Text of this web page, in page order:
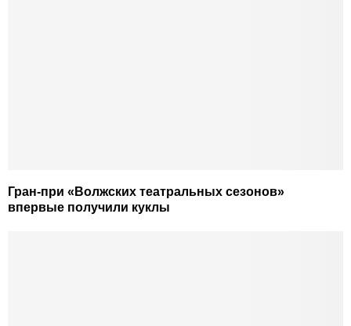
Гран-при «Волжских театральных сезонов»
впервые получили куклы